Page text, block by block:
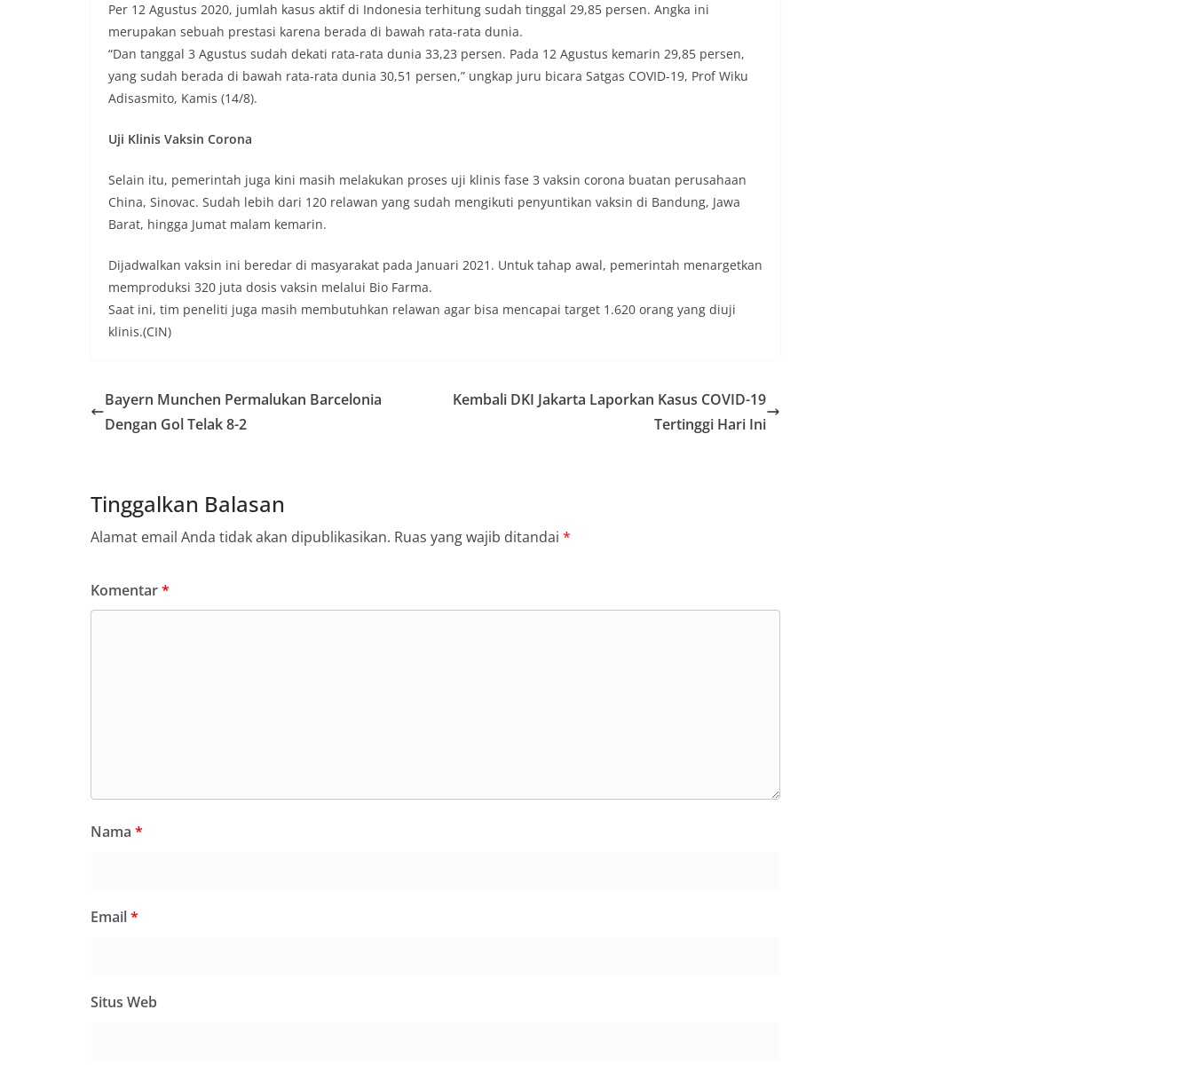
Per 12 Agustus 2020, jumlah kasus aktif di Indonesia terhitung sudah tinggal 29,85 persen. Angka ini
merupakan sebuah prestasi karena berada di bawah rata-rata dunia.
“Dan tanggal 3 Agustus sudah dekati rata-rata dunia 33,23 persen. Pada 12 Agustus kemarin 29,85 persen,
yang sudah berada di bawah rata-rata dunia 30,51 persen,” ungkap juru bicara Satgas COVID-19, Prof Wiku
Adisasmito, Kamis (14/8).
Uji Klinis Vaksin Corona
Selain itu, pemerintah juga kini masih melakukan proses uji klinis fase 3 vaksin corona buatan perusahaan
China, Sinovac. Sudah lebih dari 120 relawan yang sudah mengikuti penyuntikan vaksin di Bandung, Jawa
Barat, hingga Jumat malam kemarin.
Dijadwalkan vaksin ini beredar di masyarakat pada Januari 2021. Untuk tahap awal, pemerintah menargetkan
memproduksi 320 juta dosis vaksin melalui Bio Farma.
Saat ini, tim peneliti juga masih membutuhkan relawan agar bisa mencapai target 1.620 orang yang diuji
klinis.(CIN)
Bayern Munchen Permalukan Barcelonia
Dengan Gol Telak 8-2
Kembali DKI Jakarta Laporkan Kasus COVID-19
Tertinggi Hari Ini
Tinggalkan Balasan
Alamat email Anda tidak akan dipublikasikan. Ruas yang wajib ditandai *
Komentar*
Nama *
Email*
Situs Web